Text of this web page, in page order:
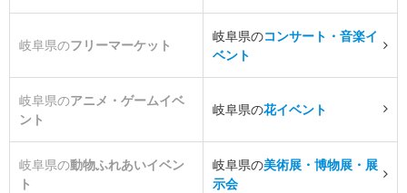
岐阜県のフリーマーケット
岐阜県のコンサート・音楽イ
ベント
岐阜県のアニメ・ゲームイベ
ント
岐阜県の花イベント
岐阜県の動物ふれあいイベン
ト
岐阜県の美術展・博物展・展
示会